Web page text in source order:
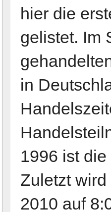
hier die
gelistet. Im
in
1996 ist
Zuletzt
2010 auf